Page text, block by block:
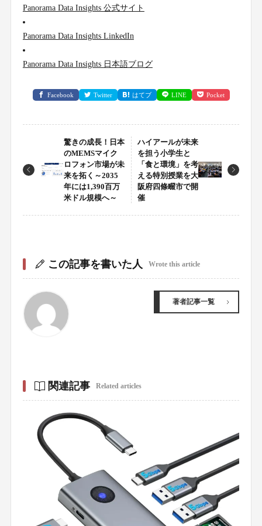
Panorama Data Insights 公式サイト
Panorama Data Insights LinkedIn
Panorama Data Insights 日本語ブログ
Facebook Twitter はてブ LINE Pocket
驚きの成長！日本
のMEMSマイク
ロフォン市場が未
来を拓く～2035
年には1,390百万
米ドル規模へ～
ハイアールが未来
を担う小学生と
「食と環境」を考
える特別授業を大
阪府四條畷市で開
催
この記事を書いた人 Wrote this article
著者記事一覧
関連記事 Related articles